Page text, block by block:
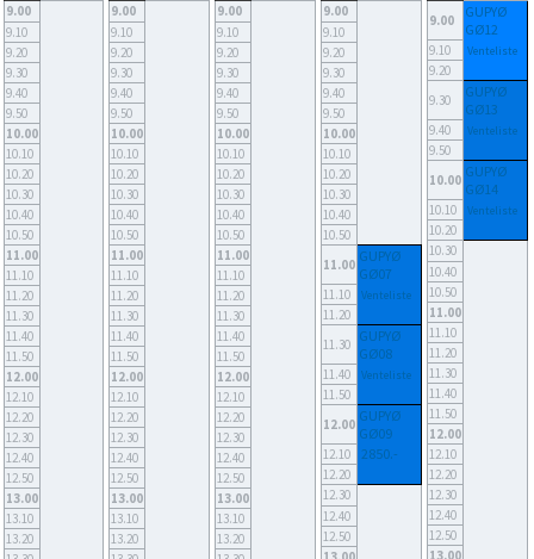
9.00
9.10
9.20
9.30
9.40
9.50
10.00
10.10
10.20
10.30
10.40
10.50
11.00
11.10
11.20
11.30
11.40
11.50
12.00
12.10
12.20
12.30
12.40
12.50
13.00
13.10
13.20
9.00
9.10
9.20
9.30
9.40
9.50
10.00
10.10
10.20
10.30
10.40
10.50
11.00
11.10
11.20
11.30
11.40
11.50
12.00
12.10
12.20
12.30
12.40
12.50
13.00
13.10
13.20
9.00
9.10
9.20
9.30
9.40
9.50
10.00
10.10
10.20
10.30
10.40
10.50
11.00
11.10
11.20
11.30
11.40
11.50
12.00
12.10
12.20
12.30
12.40
12.50
13.00
13.10
13.20
9.00
9.10
9.20
9.30
9.40
9.50
10.00
10.10
10.20
10.30
10.40
10.50
11.00 GUPYØ
GØ07
11.10 Venteliste
11.20
11.30 GUPYØ
GØ08
11.40 Venteliste
11.50
12.00 GUPYØ
GØ09
12.10 2850.-
12.20
12.30
12.40
12.50
9.00
GUPYØ
GØ12
9.10 Venteliste
9.20
9.30
GUPYØ
GØ13
9.40 Venteliste
9.50
10.00 GUPYØ
GØ14
10.10 Venteliste
10.20
10.30
10.40
10.50
11.00
11.10
11.20
11.30
11.40
11.50
12.00
12.10
12.20
12.30
12.40
12.50
13.00